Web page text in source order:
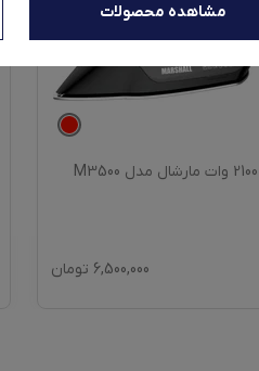
مشاهده محصولات
6,500,000 تومان